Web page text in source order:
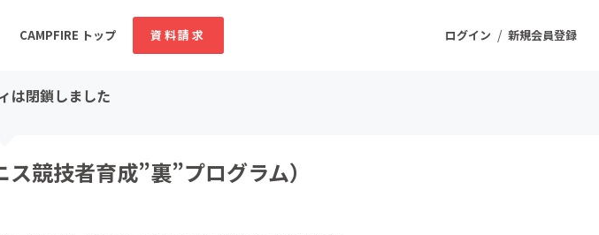
ログイン / 新規会員登録
CAMPFIRE トップ 資料請求
は閉鎖しました
競技者育成”裏”プログラム）